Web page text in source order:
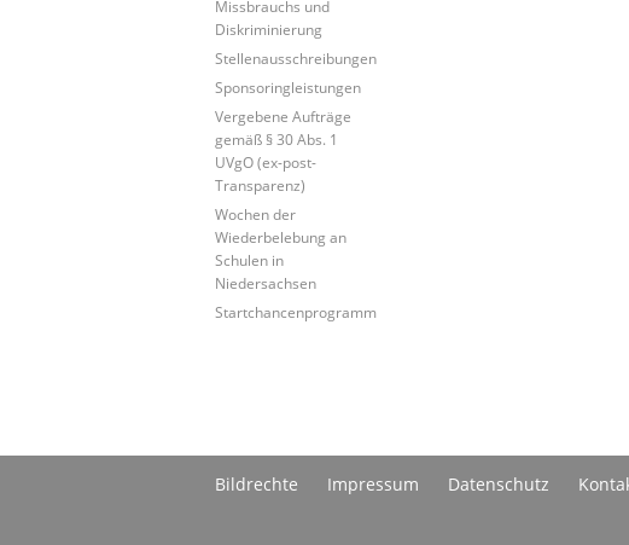
Missbrauchs und
Diskriminierung
Stellenausschreibungen
Sponsoringleistungen
Vergebene Aufträge
gemäß § 30 Abs. 1
UVgO (ex-post-
Transparenz)
Wochen der
Wiederbelebung an
Schulen in
Niedersachsen
Startchancenprogramm
Bildrechte Impressum Datenschutz